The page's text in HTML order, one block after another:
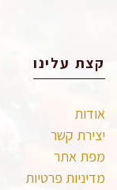
קצת עלינו
אודות
יצירת קשר
מפת אתר
מדיניות פרטיות